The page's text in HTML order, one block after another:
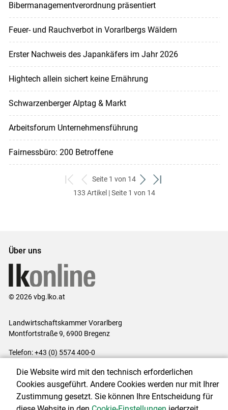
Bibermanagementverordnung präsentiert
Feuer- und Rauchverbot in Vorarlbergs Wäldern
Erster Nachweis des Japankäfers im Jahr 2026
Hightech allein sichert keine Ernährung
Schwarzenberger Alptag & Markt
Arbeitsforum Unternehmensführung
Fairnessbüro: 200 Betroffene
zum
ersten
zurück
zum
Seite 1 von 14
weiter
zum
zum
133 Artikel | Seite 1 von 14
Über uns
© 2026 vbg.lko.at
Landwirtschaftskammer Vorarlberg
Montfortstraße 9, 6900 Bregenz
Telefon: +43 (0) 5574 400-0
Impressum|Kontakt|Datenschutzerklärung|Barrierefreiheit|
Cookie-Einstellungen
Die Website wird mit den technisch erforderlichen
Cookies ausgeführt. Andere Cookies werden nur mit Ihrer
Zustimmung gesetzt. Sie können Ihre Entscheidung für